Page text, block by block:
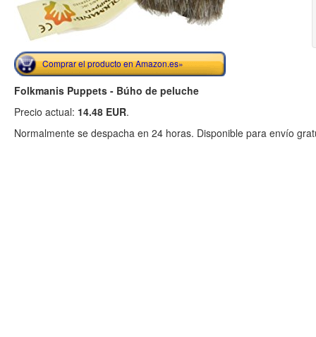
Comprar el producto en Amazon.es»
Folkmanis Puppets - Búho de peluche
Precio actual: 14.48 EUR.
Normalmente se despacha en 24 horas. Disponible para envío